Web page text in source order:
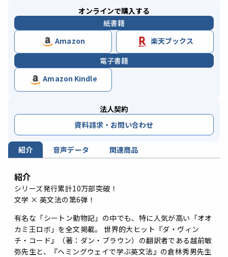
オンラインで購入する
紙書籍
Amazon
楽天ブックス
電子書籍
Amazon Kindle
法人契約
資料請求・お問い合わせ
紹介 音声データ 関連商品
紹介
シリーズ発行累計10万部突破！
文学 × 英文法の第6弾！
有名な「シートン動物記」の中でも、特に人気が高い「オオ
カミ王ロボ」を全文掲載。 世界的大ヒット『ダ・ヴィン
チ・コード』（著：ダン・ブラウン）の翻訳者である越前敏
弥先生と、『ヘミングウェイで学ぶ英文法』の倉林秀男先生